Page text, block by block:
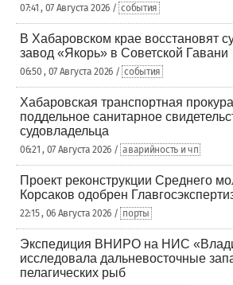
07:41 , 07 Августа 2026 / события
В Хабаровском крае восстановят
завод «Якорь» в Советской Гавани
06:50 , 07 Августа 2026 / события
Хабаровская транспортная
поддельное санитарное
судовладельца
06:21 , 07 Августа 2026 / аварийность и чп
Проект реконструкции Среднего
Корсаков одобрен
22:15 , 06 Августа 2026 / порты
Экспедиция ВНИРО на НИС
исследовала дальневосточные
пелагических рыб